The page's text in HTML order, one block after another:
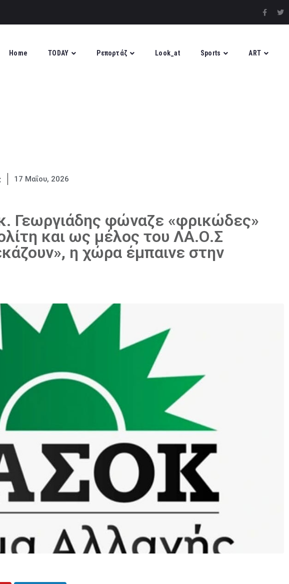
Home TODAY Ρεπορτάζ Look_at Sports ART
17 Μαΐου, 2026
Γεωργιάδης φώναζε «φρικώδες»
και ως μέλος του ΛΑ.Ο.Σ
η χώρα έμπαινε στην